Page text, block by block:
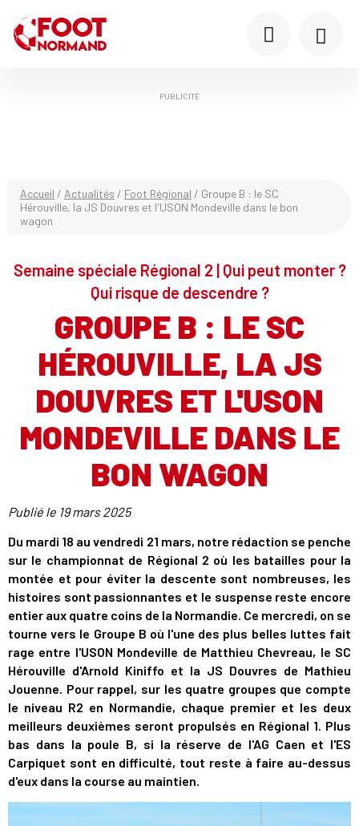
PUBLICITÉ
Accueil / Actualités / Foot Régional / Groupe B : le SC
Hérouville, la JS Douvres et l'USON Mondeville dans le bon
wagon
Semaine spéciale Régional 2 | Qui peut monter ?
Qui risque de descendre ?
GROUPE B : LE SC
HÉROUVILLE, LA JS
DOUVRES ET L'USON
MONDEVILLE DANS LE
BON WAGON
Publié le 19 mars 2025
Du mardi 18 au vendredi 21 mars, notre rédaction se penche
sur le championnat de Régional 2 où les batailles pour la
montée et pour éviter la descente sont nombreuses, les
histoires sont passionnantes et le suspense reste encore
entier aux quatre coins de la Normandie. Ce mercredi, on se
tourne vers le Groupe B où l'une des plus belles luttes fait
rage entre l'USON Mondeville de Matthieu Chevreau, le SC
Hérouville d'Arnold Kiniffo et la JS Douvres de Mathieu
Jouenne. Pour rappel, sur les quatre groupes que compte
le niveau R2 en Normandie, chaque premier et les deux
meilleurs deuxièmes seront propulsés en Régional 1. Plus
bas dans la poule B, si la réserve de l'AG Caen et l'ES
Carpiquet sont en difficulté, tout reste à faire au-dessus
d'eux dans la course au maintien.